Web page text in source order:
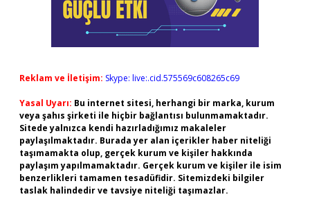
Reklam ve İletişim: Skype: live:.cid.575569c608265c69
Yasal Uyarı: Bu internet sitesi, herhangi bir marka, kurum
veya şahıs şirketi ile hiçbir bağlantısı bulunmamaktadır.
Sitede yalnızca kendi hazırladığımız makaleler
paylaşılmaktadır. Burada yer alan içerikler haber niteliği
taşımamakta olup, gerçek kurum ve kişiler hakkında
paylaşım yapılmamaktadır. Gerçek kurum ve kişiler ile isim
benzerlikleri tamamen tesadüfidir. Sitemizdeki bilgiler
taslak halindedir ve tavsiye niteliği taşımazlar.